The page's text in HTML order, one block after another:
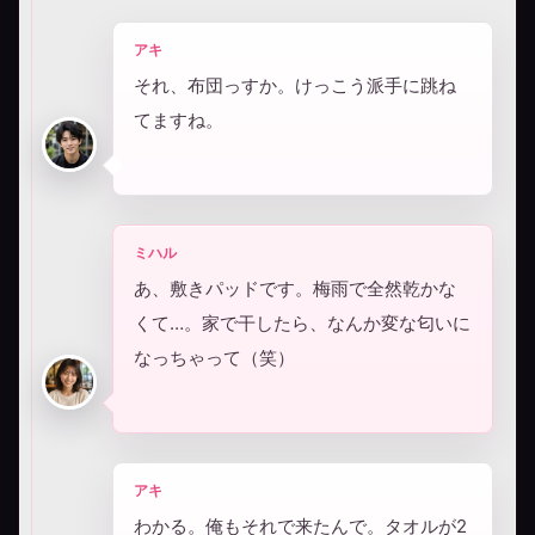
アキ
それ、布団っすか。けっこう派手に跳ね
てますね。
ミハル
あ、敷きパッドです。梅雨で全然乾かな
くて…。家で干したら、なんか変な匂いに
なっちゃって（笑）
アキ
わかる。俺もそれで来たんで。タオルが2